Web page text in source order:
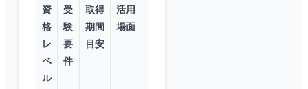
資
格
レ
ベ
ル
受
験
要
件
取得
期間
目安
活用
場面